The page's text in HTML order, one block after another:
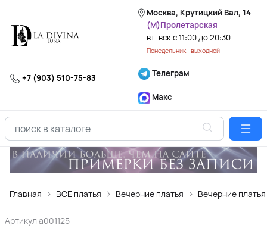
Москва, Крутицкий Вал, 14
(М)Пролетарская
вт-вск с 11:00 до 20:30
Понедельник - выходной
+7 (903) 510-75-83 Телеграм
Макс
Главная ВСЕ платья Вечерние платья Вечерние
Артикул a001125